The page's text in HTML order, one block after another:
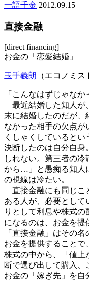
一語千金 2012.09.15
直接金融
[direct financing]
お金の「恋愛結婚」
玉手義朗 （エコノミス
「こんなはずじゃなか
最近結婚した知人が
末に結婚したのだが
なかった相手の欠点
くしゃくしていると
決断したのは自分自身
しれない。第三者の
から…」と愚痴る知人
の視線は冷たい。
直接金融にも同じこ
ある人が、必要として
りとして利息や株式
になるのは、お金を提
「直接金融」はその
お金を提供することで
株式の中から、「値上
断で選び出して購入、
お金の「嫁ぎ先」を